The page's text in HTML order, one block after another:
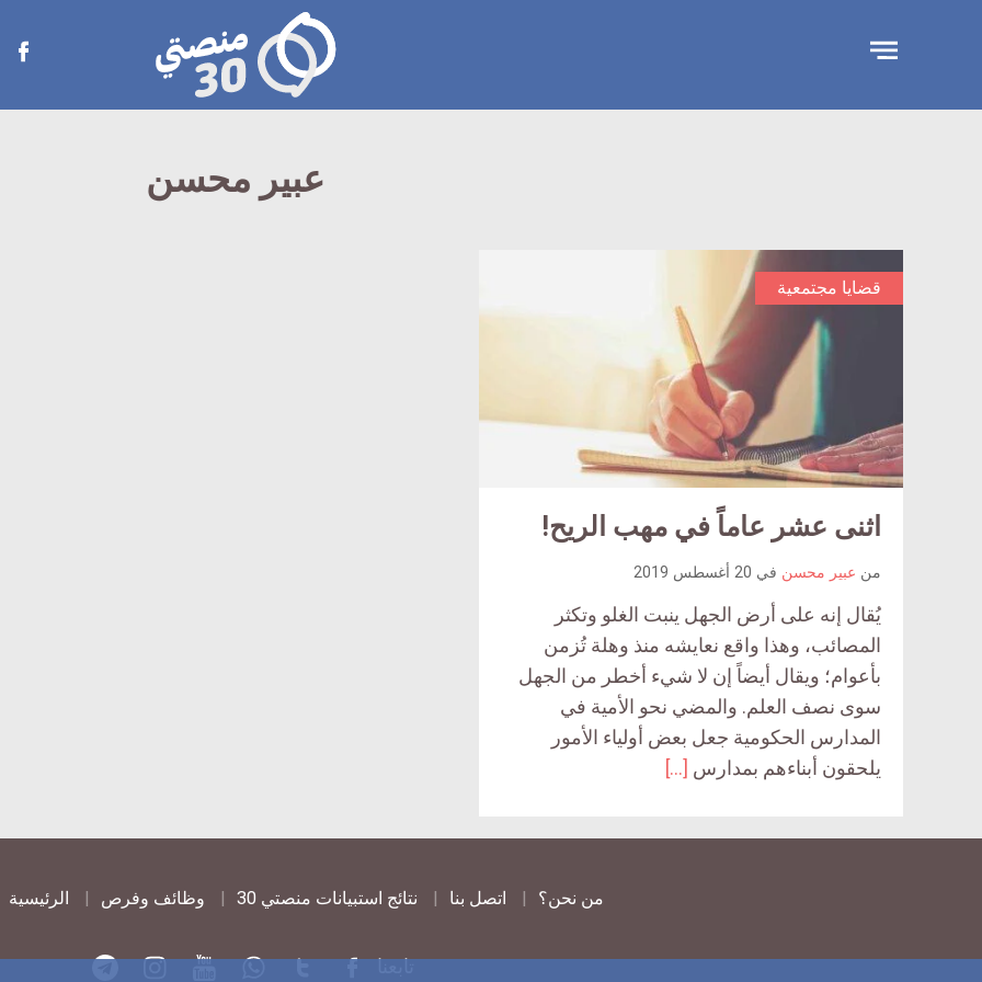
منصتي
30
عبير محسن
قضايا مجتمعية
اثنى عشر عاماً في مهب الريح!
من عبير محسن في 20 أغسطس 2019
يُقال إنه على أرض الجهل ينبت الغلو وتكثر
المصائب، وهذا واقع نعايشه منذ وهلة تُزمن
بأعوام؛ ويقال أيضاً إن لا شيء أخطر من الجهل
سوى نصف العلم. والمضي نحو الأمية في
المدارس الحكومية جعل بعض أولياء الأمور
يلحقون أبناءهم بمدارس […]
من نحن؟ اتصل بنا نتائج استبيانات منصتي 30 وظائف وفرص الرئيسية
تابعنا